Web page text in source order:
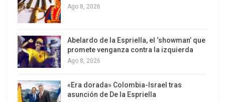
producción, pese a la salida de Emiratos Árabes
Unidos de la Organización de Países
Exportadores de Petróleo (OPEP) y de la alianza
ampliada OPEP+ el 1 de mayo.
Según el comunicado, los siete países ajustarán
de forma flexible su producción en función de la
evolución de las condiciones del mercado. Está
Ago 8, 2026
Abelardo de la Espriella, el ‘showman’ que
promete venganza contra la izquierda
Ago 8, 2026
«Era dorada» Colombia-Israel tras
asunción de De la Espriella